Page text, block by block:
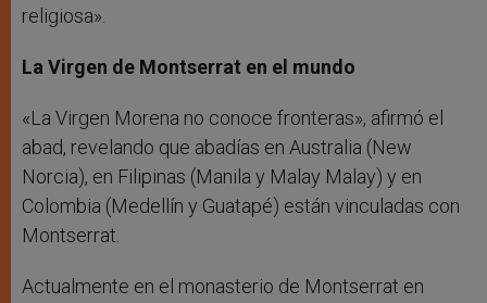
religiosa».
La Virgen de Montserrat en el mundo
«La Virgen Morena no conoce fronteras», afirmó el
abad, revelando que abadías en Australia (New
Norcia), en Filipinas (Manila y Malay Malay) y en
Colombia (Medellín y Guatapé) están vinculadas con
Montserrat.
Actualmente en el monasterio de Montserrat en